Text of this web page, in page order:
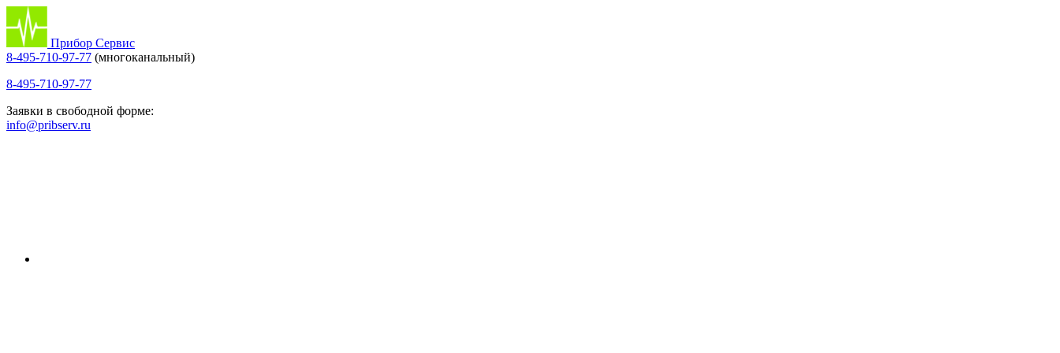
Прибор Сервис
8-495-710-97-77 (многоканальный)
8-495-710-97-77
Заявки в свободной форме:
info@pribserv.ru